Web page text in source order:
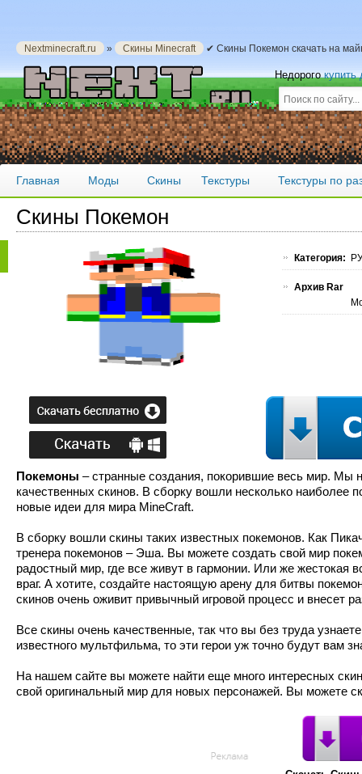
Nextminecraft.ru » Скины Minecraft ✔ Скины Покемон скачать на
Недорогокупить
Главная Моды Скины Текстуры Текстуры по
Скины Покемон
Категория:
Архив Rar
Покемоны – странные создания, покорившие весь мир. Мы
качественных скинов. В сборку вошли несколько наиболее
новые идеи для мира MineCraft.
В сборку вошли скины таких известных покемонов. Как
тренера покемонов – Эша. Вы можете создать свой мир
радостный мир, где все живут в гармонии. Или же жестокая
враг. А хотите, создайте настоящую арену для битвы
скинов очень оживит привычный игровой процесс и внесет
Все скины очень качественные, так что вы без труда
известного мультфильма, то эти герои уж точно будут вам
На нашем сайте вы можете найти еще много интересных
свой оригинальный мир для новых персонажей. Вы можете